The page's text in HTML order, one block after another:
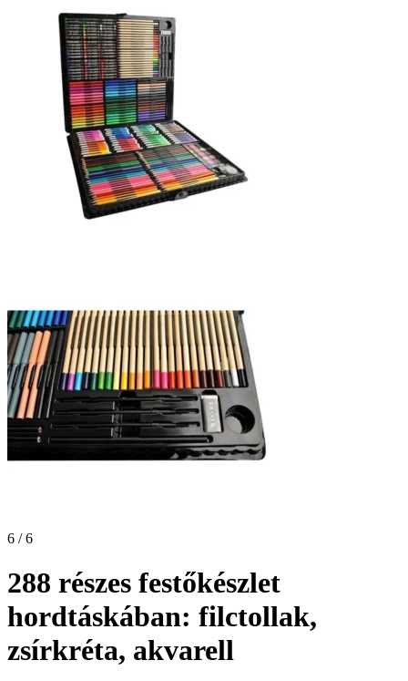
6 / 6
288 részes festőkészlet
hordtáskában: filctollak,
zsírkréta, akvarell